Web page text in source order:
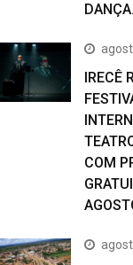
DANÇA.
IRECÊ
COM